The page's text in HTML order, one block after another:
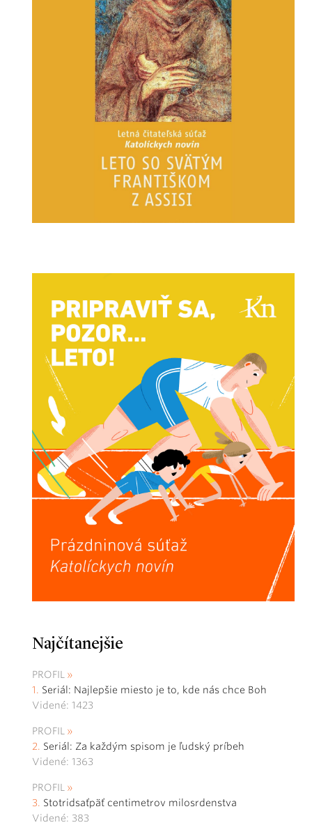
Najčítanejšie
PROFIL
Seriál: Najlepšie miesto je to, kde nás chce Boh
Videné: 1423
PROFIL
Seriál: Za každým spisom je ľudský príbeh
Videné: 1363
PROFIL
Stotridsaťpäť centimetrov milosrdenstva
Videné: 383